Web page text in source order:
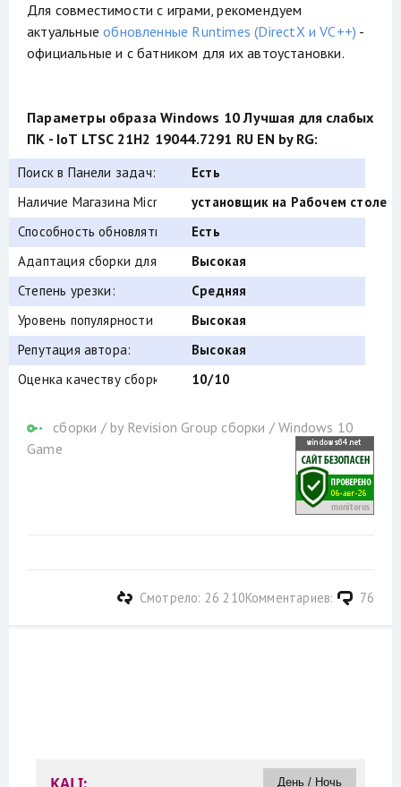
Для совместимости с играми, рекомендуем
актуальныеобновленные Runtimes (DirectX и VC++) -
официальные и с батником для их автоустановки.
Параметры образа Windows 10 Лучшая для слабых
ПК - IoT LTSC 21H2 19044.7291 RU EN by RG:
Поиск в Панели задач:
Есть
Наличие Магазина Microsoft Store:установщик на Рабочем столе
Способность обновляться (по Windows Update) :
Есть
Адаптация сборки для игр:
Высокая
Степень урезки:
Средняя
Уровень популярности по скачиваниям:
Высокая
Репутация автора:
Высокая
Оценка качеству сборки (от windows64.net):
10/10
сборки / by Revision Group сборки /Windows 10
Game
Комментариев: 76
Смотрело: 26 210